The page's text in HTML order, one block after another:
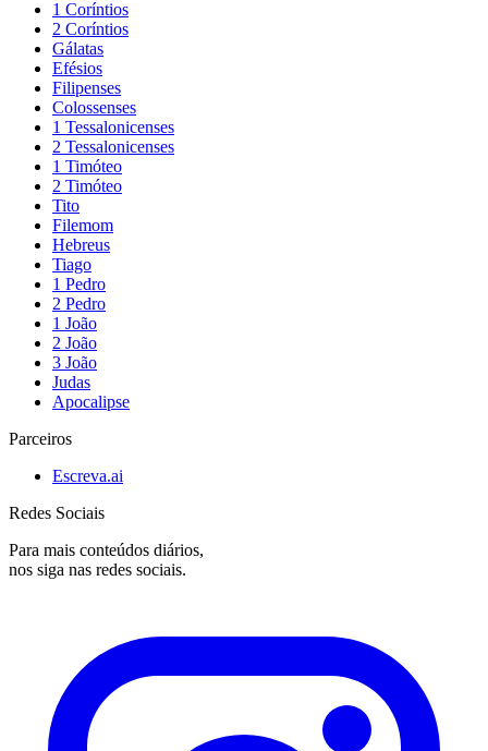
1 Coríntios
2 Coríntios
Gálatas
Efésios
Filipenses
Colossenses
1 Tessalonicenses
2 Tessalonicenses
1 Timóteo
2 Timóteo
Tito
Filemom
Hebreus
Tiago
1 Pedro
2 Pedro
1 João
2 João
3 João
Judas
Apocalipse
Parceiros
Escreva.ai
Redes Sociais
Para mais conteúdos diários,
nos siga nas redes sociais.